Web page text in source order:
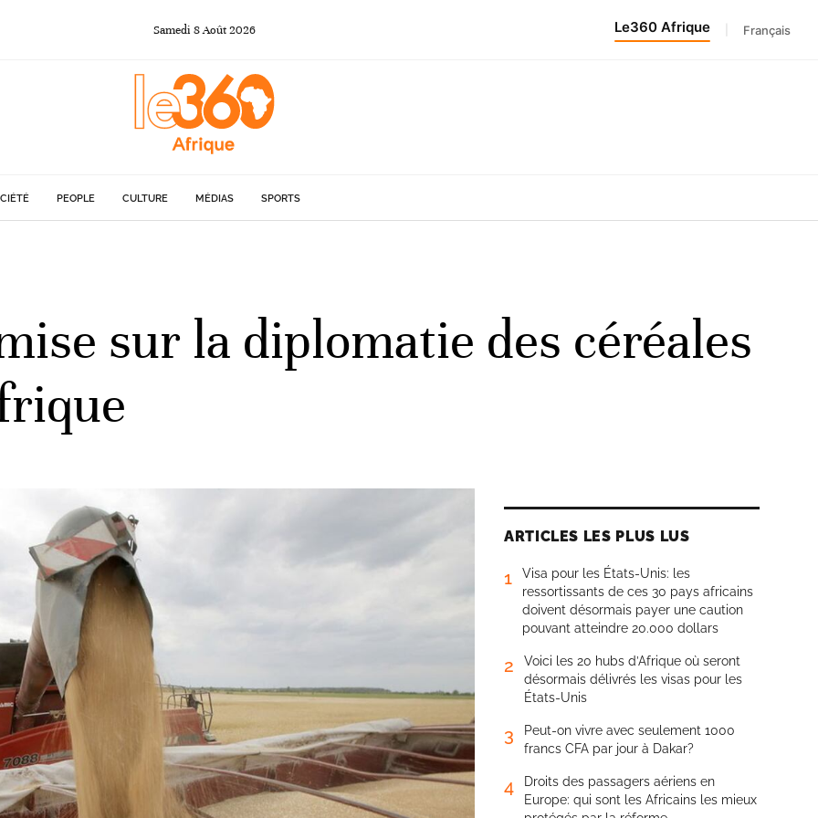
Samedi 8Août2026 Le360 Afrique Français
PEOPLE CULTURE MÉDIAS SPORTS
sur la diplomatie des céréales
ARTICLES LES PLUS LUS
1
Visa pour les États-Unis: les
ressortissants de ces 30 pays africains
doivent désormais payer une caution
pouvant atteindre 20.000 dollars
2
Voici les 20 hubs d’Afrique où seront
désormais délivrés les visas pour les
États-Unis
3
Peut-on vivre avec seulement 1000
francs CFA par jour à Dakar?
4
Droits des passagers aériens en
Europe: qui sont les Africains les mieux